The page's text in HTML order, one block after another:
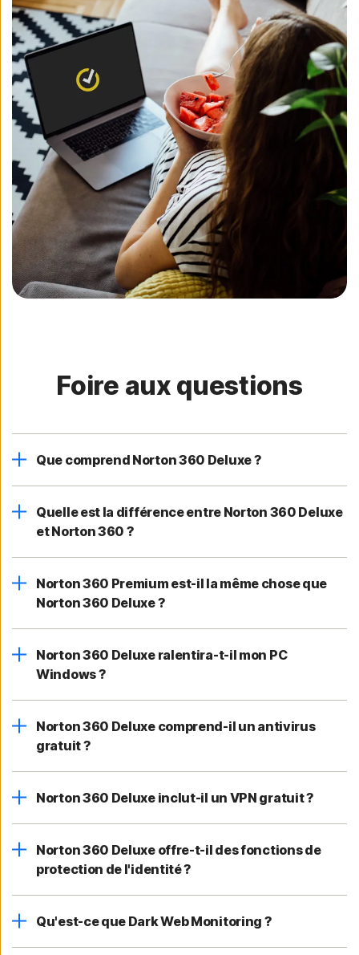
Foire aux questions
Que comprend Norton 360 Deluxe ?
Quelle est la différence entre Norton 360 Deluxe
et Norton 360 ?
Norton 360 Premium est-il la même chose que
Norton 360 Deluxe ?
Norton 360 Deluxe ralentira-t-il mon PC
Windows ?
Norton 360 Deluxe comprend-il un antivirus
gratuit ?
Norton 360 Deluxe inclut-il un VPN gratuit ?
Norton 360 Deluxe offre-t-il des fonctions de
protection de l'identité ?
Qu'est-ce que Dark Web Monitoring ?